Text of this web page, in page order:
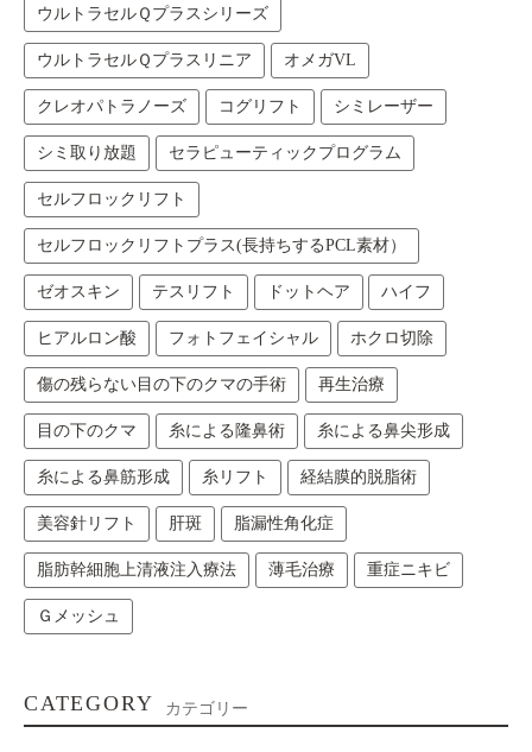
ウルトラセルＱプラスシリーズ
ウルトラセルＱプラスリニア オメガVL
クレオパトラノーズ コグリフト シミレーザー
シミ取り放題 セラピューティックプログラム
セルフロックリフト
セルフロックリフトプラス(長持ちするPCL素材）
ゼオスキン テスリフト ドットヘア ハイフ
ヒアルロン酸 フォトフェイシャル ホクロ切除
傷の残らない目の下のクマの手術 再生治療
目の下のクマ 糸による隆鼻術 糸による鼻尖形成
糸による鼻筋形成 糸リフト 経結膜的脱脂術
美容針リフト 肝斑 脂漏性角化症
脂肪幹細胞上清液注入療法 薄毛治療 重症ニキビ
Ｇメッシュ
CATEGORY カテゴリー